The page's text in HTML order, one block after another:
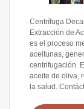
Centrífuga
Extracción de
es el proceso
aceitunas,
centrifugación.
aceite de oliva,
la salud.